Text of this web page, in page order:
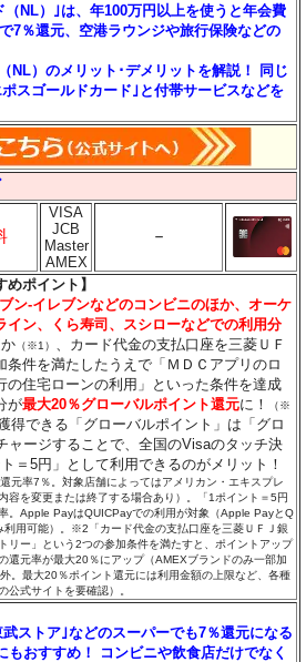
（NL）｣は、年100万円以上を使うと年会費
7％還元、空港ラウンジや旅行保険などの
NL）のメリット･デメリットを解説！ 同じ
スゴールドカード｣と付帯サービスなどを
VISA
JCB
Master
AMEX
－
めポイント】
ン‐イレブンなどのコンビニのほか、オーケ
イン、くら寿司、スシローなどでの利用分
（※1）
、カード代金の支払口座を三菱ＵＦ
条件を満たしたうえで「ＭＤＣアプリのロ
の住宅ローンの利用」といった条件を達成
が最大20％グローバルポイント還元に！
（※
得できる「グローバルポイント」は「グロ
ャージすることで、全国のVisaのタッチ決
＝5円」として利用できるのがメリット！
元率7％。対象店舗によってはアメリカン・エキスプレ
容を変更または終了する場合あり）。「1ポイント＝5円
。Apple PayはQUICPayでの利用が対象（Apple PayとQ
用可能）。※2「カード代金の支払口座を三菱ＵＦＪ銀
リー」という2つの参加条件を満たすと、ポイントアップ
還元率が最大20％にアップ（AMEXブランドのみ一部加
。最大20％ポイント還元には利用金額の上限など、各種
公式サイトを要確認）。
武ストア｣などのスーパーでも7％還元になる
もおすすめ！ コンビニや飲食店だけでなく